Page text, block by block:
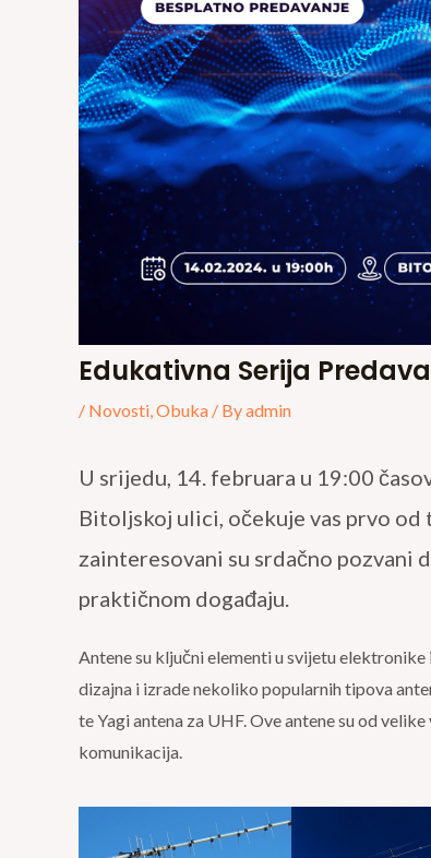
Edukativna Serija
/ Novosti,Obuka / Byadmin
U srijedu, 14. februara u 19:00
Bitoljskoj ulici, očekuje vas prvo od
zainteresovani su srdačno pozvani
praktičnom događaju.
Antene su ključni elementi u svijetu elektronike
dizajna i izrade nekoliko popularnih tipova
te Yagi antena za UHF. Ove antene su od
komunikacija.